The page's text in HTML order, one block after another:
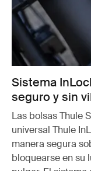
Sistema
seguro y sin
Las bolsas Thule
universal Thule
manera segura
bloquearse en su